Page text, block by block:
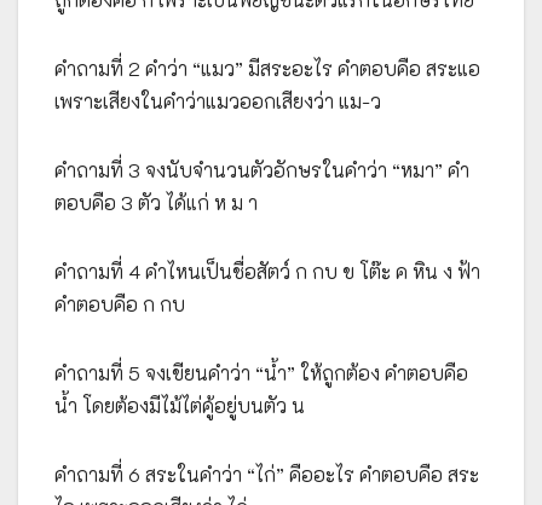
คำถามที่ 2 คำว่า “แมว” มีสระอะไร คำตอบคือ สระแอ
เพราะเสียงในคำว่าแมวออกเสียงว่า แม-ว
คำถามที่ 3 จงนับจำนวนตัวอักษรในคำว่า “หมา” คำ
ตอบคือ 3 ตัว ได้แก่ ห ม า
คำถามที่ 4 คำไหนเป็นชื่อสัตว์ ก กบ ข โต๊ะ ค หิน ง ฟ้า
คำตอบคือ ก กบ
คำถามที่ 5 จงเขียนคำว่า “น้ำ” ให้ถูกต้อง คำตอบคือ
น้ำ โดยต้องมีไม้ไต่คู้อยู่บนตัว น
คำถามที่ 6 สระในคำว่า “ไก่” คืออะไร คำตอบคือ สระ